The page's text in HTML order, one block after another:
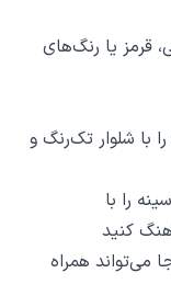
قرمز یا رنگ‌های
با شلوار تک‌رنگ و
را با
کنید
می‌تواند همراه